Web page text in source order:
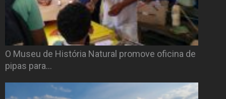
O Museu de História Natural promove oficina de
pipas para…